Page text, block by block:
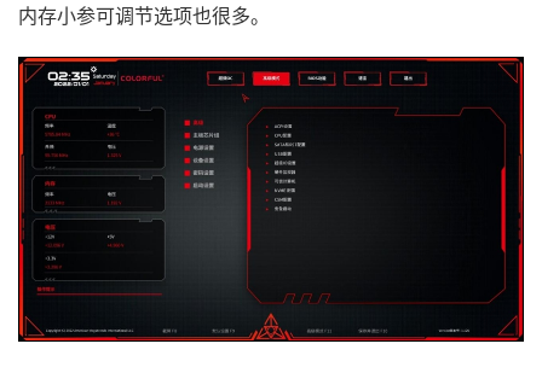
内存小参可调节选项也很多。